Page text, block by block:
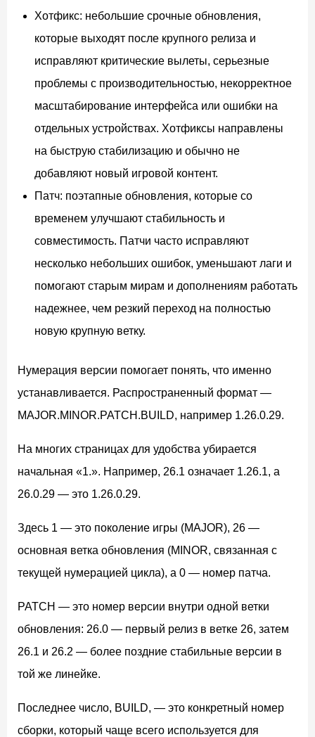
Хотфикс: небольшие срочные обновления,
которые выходят после крупного релиза и
исправляют критические вылеты, серьезные
проблемы с производительностью, некорректное
масштабирование интерфейса или ошибки на
отдельных устройствах. Хотфиксы направлены
на быструю стабилизацию и обычно не
добавляют новый игровой контент.
Патч: поэтапные обновления, которые со
временем улучшают стабильность и
совместимость. Патчи часто исправляют
несколько небольших ошибок, уменьшают лаги и
помогают старым мирам и дополнениям работать
надежнее, чем резкий переход на полностью
новую крупную ветку.
Нумерация версии помогает понять, что именно
устанавливается. Распространенный формат —
MAJOR.MINOR.PATCH.BUILD, например 1.26.0.29.
На многих страницах для удобства убирается
начальная «1.». Например, 26.1 означает 1.26.1, а
26.0.29 — это 1.26.0.29.
Здесь 1 — это поколение игры (MAJOR), 26 —
основная ветка обновления (MINOR, связанная с
текущей нумерацией цикла), а 0 — номер патча.
PATCH — это номер версии внутри одной ветки
обновления: 26.0 — первый релиз в ветке 26, затем
26.1 и 26.2 — более поздние стабильные версии в
той же линейке.
Последнее число, BUILD, — это конкретный номер
сборки, который чаще всего используется для